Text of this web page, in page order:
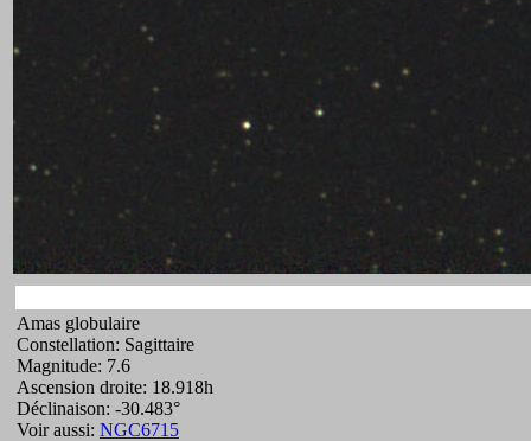
Amas globulaire
Constellation: Sagittaire
Magnitude: 7.6
Ascension droite: 18.918h
Déclinaison: -30.483°
Voir aussi: NGC6715